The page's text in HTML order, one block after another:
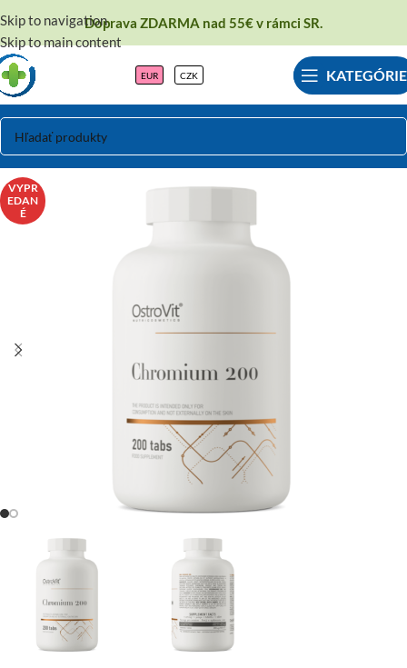
Skip to navigation
Skip to main content
Doprava ZDARMA nad 55€ v rámci SR.
EUR CZK KATEGÓRIE
VYPR
EDAN
É